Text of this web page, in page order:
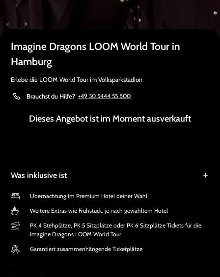
Imagine Dragons LOOM World Tour in
Hamburg
Erlebe die LOOM World Tour im Volksparkstadion
Brauchst du Hilfe? +49 30 5444 55 800
Dieses Angebot ist im Moment ausverkauft
Was inklusive ist
Übernachtung im Premium Hotel deiner Wahl
Weitere Extras wie Frühstück, je nach gewähltem Hotel
PK 4 Stehplätze, PK 5 Sitzplätze oder PK 6 Sitzplätze Tickets für die
Imagine Dragons LOOM World Tour
Garantiert zusammenhängende Ticketplätze